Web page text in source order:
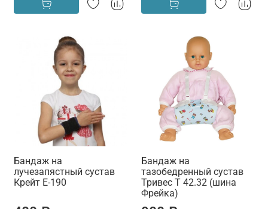
Бандаж на
лучезапястный сустав
Крейт Е-190
Бандаж на
тазобедренный сустав
Тривес Т 42.32 (шина
Фрейка)